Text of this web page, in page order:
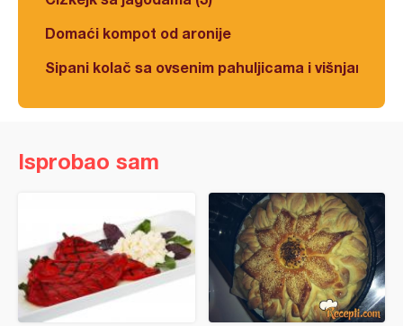
Domaći kompot od aronije
Sipani kolač sa ovsenim pahuljicama i višnjama
Isprobao sam